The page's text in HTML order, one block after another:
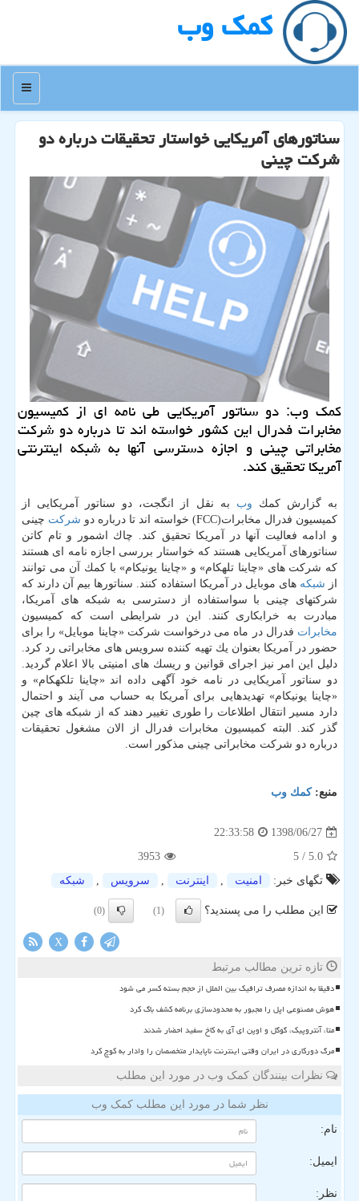
كمك وب
منو
سناتورهای آمریكایی خواستار تحقیقات درباره دو
شركت چینی
كمك وب: دو سناتور آمریكایی طی نامه ای از كمیسیون
مخابرات فدرال این كشور خواسته اند تا درباره دو شركت
مخابراتی چینی و اجازه دسترسی آنها به شبكه اینترنتی
آمریكا تحقیق كند.
به گزارش كمك وب به نقل از انگجت، دو سناتور آمریكایی از
كمیسیون فدرال مخابرات(FCC) خواسته اند تا درباره دو
شركت چینی
و ادامه فعالیت آنها در آمریكا تحقیق كند. چاك اشمور و تام كاتن
سناتورهای آمریكایی هستند كه خواستار بررسی اجازه نامه ای هستند
كه شركت های «چاینا تلهكام» و «چاینا یونیكام» با كمك آن می توانند
از شبكه های موبایل در آمریكا استفاده كنند. سناتورها بیم آن دارند كه
شركتهای چینی با سواستفاده از دسترسی به شبكه های آمریكا،
مبادرت به خرابكاری كنند. این در شرایطی است كه كمیسیون
مخابرات فدرال در ماه می درخواست شركت «چاینا موبایل» را برای
حضور در آمریكا بعنوان یك تهیه كننده سرویس های مخابراتی رد كرد.
دلیل این امر نیز اجرای قوانین و ریسك های امنیتی بالا اعلام گردید.
دو سناتور آمریكایی در نامه خود آگهی داده اند «چاینا تلكهكام» و
«چاینا یونیكام» تهدیدهایی برای آمریكا به حساب می آیند و احتمال
دارد مسیر انتقال اطلاعات را طوری تغییر دهند كه از شبكه های چین
گذر كند. البته كمیسیون مخابرات فدرال از الان مشغول تحقیقات
درباره دو شركت مخابراتی چینی مذكور است.
منبع:كمك وب
1398/06/27
22:33:58
5.0
/ 5
3953
تگهای خبر:
امنیت , اینترنت , سرویس , شبكه
این مطلب را می پسندید؟ (1)
(0)
X
تازه ترین مطالب مرتبط
دقیقا به اندازه مصرف ترافیک بین الملل از حجم بسته کسر می شود
هوش مصنوعی اپل را مجبور به محدودسازی برنامه کشف باگ کرد
متا، آنتروپیک، گوگل و اوپن ای آی به کاخ سفید احضار شدند
مرگ دورکاری در ایران وقتی اینترنت ناپایدار متخصصان را وادار به کوچ کرد
نظرات بینندگان کمک وب در مورد این مطلب
نظر شما در مورد این مطلب کمک وب
نام:
ایمیل:
نظر: